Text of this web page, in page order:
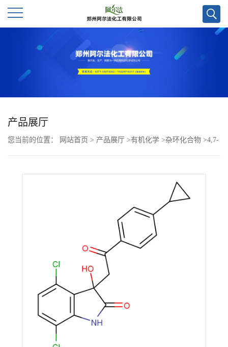
公
产品展厅
您当前的位置： 网站首页 > 产品展厅 >有机化学 >杂环化合物 >4,7-